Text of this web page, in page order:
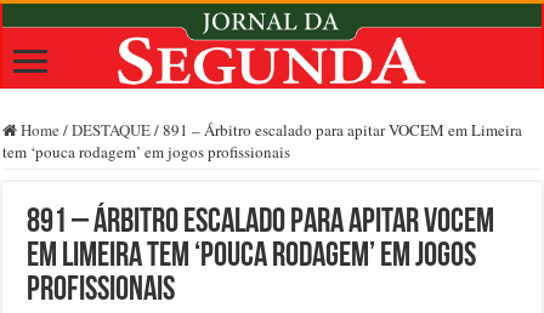
Home /DESTAQUE/891 – Árbitro escalado para apitar VOCEM em Limeira
tem ‘pouca rodagem’ em jogos profissionais
891 – Árbitro escalado para apitar VOCEM
em Limeira tem ‘pouca rodagem’ em jogos
profissionais